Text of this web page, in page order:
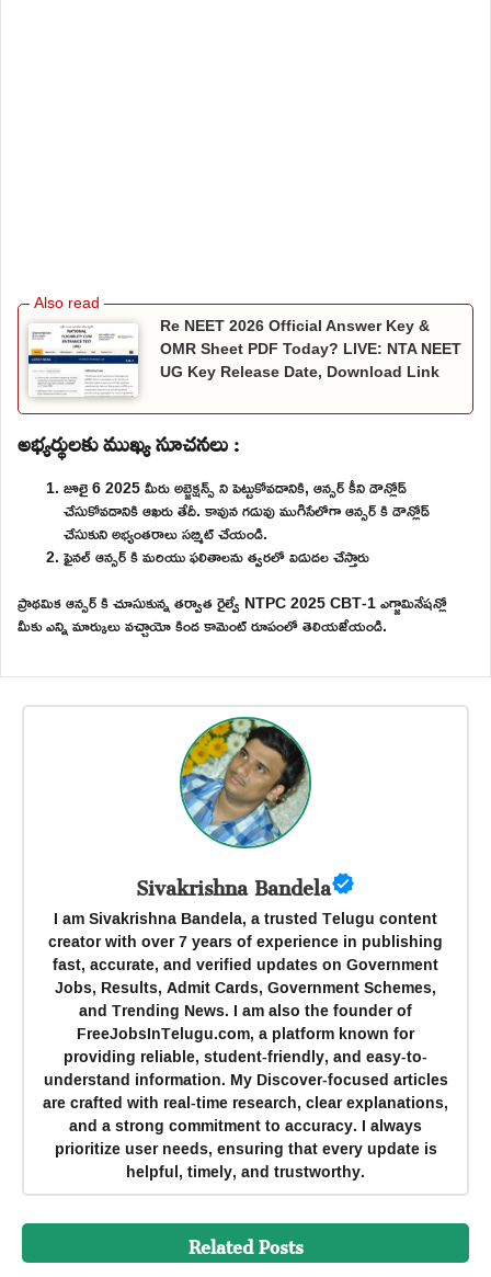
Re NEET 2026 Official Answer Key &
OMR Sheet PDF Today? LIVE: NTA NEET
UG Key Release Date, Download Link
అభ్యర్థులకు ముఖ్య సూచనలు :
జూలై 6 2025 మీరు అబ్జెక్షన్స్ ని పెట్టుకోవడానికి, ఆన్సర్ కీని డౌన్లోడ్
చేసుకోవడానికి ఆఖరు తేదీ. కావున గడువు ముగిసేలోగా ఆన్సర్ కి డౌన్లోడ్
చేసుకుని అభ్యంతరాలు సబ్మిట్ చేయండి.
ఫైనల్ ఆన్సర్ కి మరియు ఫలితాలను త్వరలో విడుదల చేస్తారు
ప్రాథమిక ఆన్సర్ కి చూసుకున్న తర్వాత రైల్వే NTPC 2025 CBT-1 ఎగ్జామినేషన్లో
మీకు ఎన్ని మార్కులు వచ్చాయో కింద కామెంట్ రూపంలో తెలియజేయండి.
Sivakrishna Bandela
I am Sivakrishna Bandela, a trusted Telugu content
creator with over 7 years of experience in publishing
fast, accurate, and verified updates on Government
Jobs, Results, Admit Cards, Government Schemes,
and Trending News. I am also the founder of
FreeJobsInTelugu.com, a platform known for
providing reliable, student-friendly, and easy-to-
understand information. My Discover-focused articles
are crafted with real-time research, clear explanations,
and a strong commitment to accuracy. I always
prioritize user needs, ensuring that every update is
helpful, timely, and trustworthy.
Related Posts